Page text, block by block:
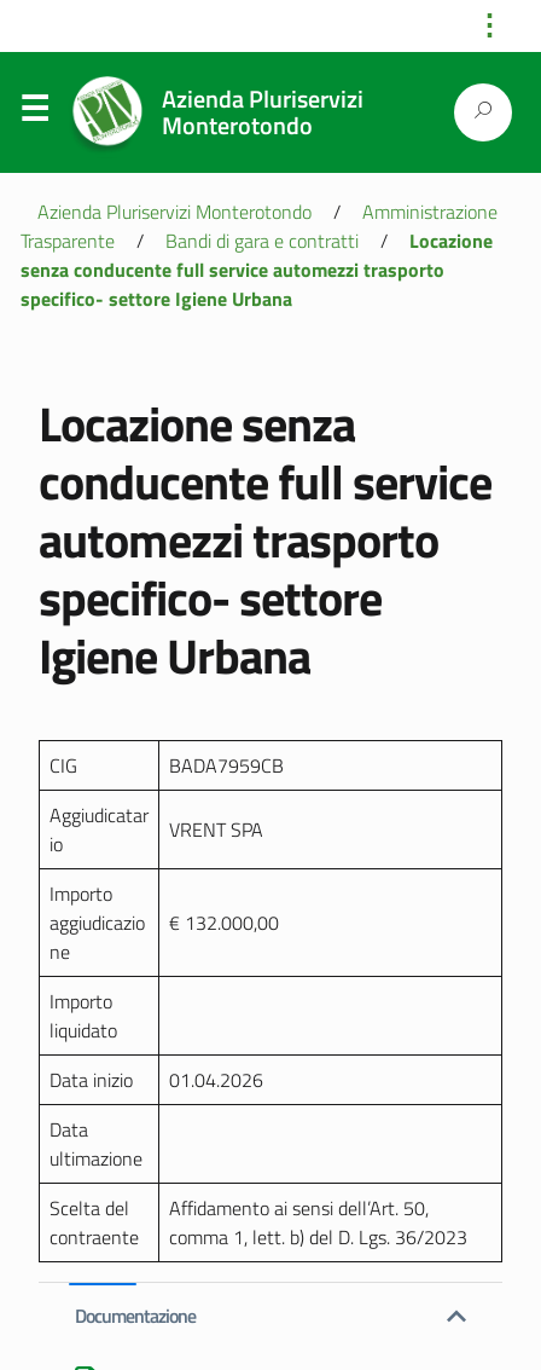
⋮
Azienda Pluriservizi
Monterotondo
Azienda Pluriservizi Monterotondo /
Amministrazione
Trasparente
/ Bandi di gara e contratti /
Locazione
senza conducente full service automezzi trasporto
specifico- settore Igiene Urbana
Locazione senza
conducente full service
automezzi trasporto
specifico- settore
Igiene Urbana
CIG
BADA7959CB
Aggiudicatar
io
VRENT SPA
Importo
aggiudicazio
ne
€ 132.000,00
Importo
liquidato
Data inizio
01.04.2026
Data
ultimazione
Scelta del
contraente
Affidamento ai sensi dell’Art. 50,
comma 1, lett. b) del D. Lgs. 36/2023
Documentazione